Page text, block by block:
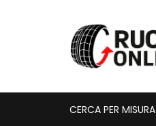
CERCA PER MISURA